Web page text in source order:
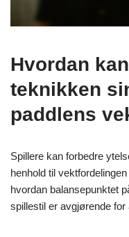
Hvordan
teknikken
paddlens
Spillere kan forbedre
henhold til
hvordan balansepunktet
spillestil er avgjørende